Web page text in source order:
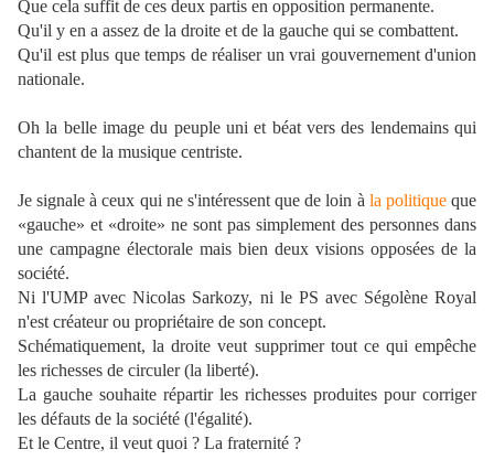
Que cela suffit de ces deux partis en opposition permanente.
Qu'il y en a assez de la droite et de la gauche qui se combattent.
Qu'il est plus que temps de réaliser un vrai gouvernement d'union
nationale.
Oh la belle image du peuple uni et béat vers des lendemains qui
chantent de la musique centriste.
Je signale à ceux qui ne s'intéressent que de loin à la politiqueque
«gauche» et «droite» ne sont pas simplement des personnes dans
une campagne électorale mais bien deux visions opposées de la
société.
Ni l'UMP avec Nicolas Sarkozy, ni le PS avec Ségolène Royal
n'est créateur ou propriétaire de son concept.
Schématiquement, la droite veut supprimer tout ce qui empêche
les richesses de circuler (la liberté).
La gauche souhaite répartir les richesses produites pour corriger
les défauts de la société (l'égalité).
Et le Centre, il veut quoi ? La fraternité ?